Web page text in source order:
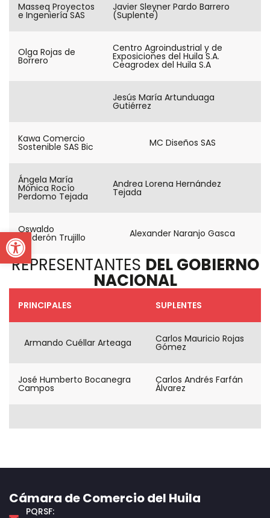
Open toolbar
Masseq Proyectos
e Ingeniería SAS
Javier Sleyner Pardo Barrero
(Suplente)
Olga Rojas de
Borrero
Centro Agroindustrial y de
Exposiciones del Huila S.A.
Ceagrodex del Huila S.A
Jesús María Artunduaga
Gutiérrez
Kawa Comercio
Sostenible SAS Bic MC Diseños SAS
Ángela María
Mónica Rocío
Perdomo Tejada
Andrea Lorena Hernández
Tejada
Oswaldo
Calderón Trujillo Alexander Naranjo Gasca
REPRESENTANTES DEL GOBIERNO
NACIONAL
PRINCIPALES SUPLENTES
Armando Cuéllar Arteaga Carlos Mauricio Rojas
Gómez
José Humberto Bocanegra
Campos
Carlos Andrés Farfán
Álvarez
Cámara de Comercio del Huila
PQRSF: